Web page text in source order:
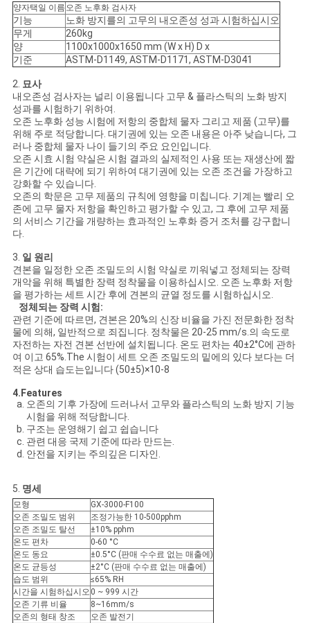
스
인
용
문
을
요
구
하
세
요
사
이
트
PRIVACY
POLICY
양자택일 이름 오존 노후화 검사자
기능
노화 방지를의 고무의 내오존성 성과 시험하십시오
무게
260kg
양
1100x1000x1650 mm (W x H) D x
기준
ASTM-D1149, ASTM-D1171, ASTM-D3041
2. 묘사
내오존성 검사자는 널리 이용됩니다 고무 & 플라스틱의 노화 방지
성과를 시험하기 위하여.
오존 노후화 성능 시험에 저항의 중합체 물자 그리고 제품 (고무)를
위해 주로 적당합니다. 대기권에 있는 오존 내용은 아주 낮습니다, 그
러나 중합체 물자 나이 들기의 주요 요인입니다.
오존 시효 시험 약실은 시험 결과의 실제적인 사용 또는 재생산에 짧
은 기간에 대략에 되기 위하여 대기권에 있는 오존 조건을 가장하고
강화할 수 있습니다.
오존의 학문은 고무 제품의 규칙에 영향을 미칩니다. 기계는 빨리 오
존에 고무 물자 저항을 확인하고 평가할 수 있고, 그 후에 고무 제품
의 서비스 기간을 개량하는 효과적인 노후화 증거 조처를 강구합니
다.
3. 일 원리
견본을 일정한 오존 조밀도의 시험 약실로 끼워넣고 정체되는 장력
개악을 위해 특별한 장력 정착물을 이용하십시오. 오존 노후화 저항
을 평가하는 세트 시간 후에 견본의 균열 정도를 시험하십시오.
정체되는 장력 시험:
관련 기준에 따르면, 견본은 20%의 신장 비율을 가진 전문화한 정착
물에 의해, 일반적으로 죄집니다. 정착물은 20-25 mm/s.의 속도로
자전하는 자전 견본 선반에 설치됩니다. 온도 편차는 40±2°C에 관하
여 이고 65%.The 시험이 세트 오존 조밀도의 밑에의 있다 보다는 더
적은 상대 습도는입니다 (50±5)×10-8
4.Features
오존의 기후 가장에 드러나서 고무와 플라스틱의 노화 방지 기능
시험을 위해 적당합니다.
구조는 운영해기 쉽고 쉽습니다
관련 대응 국제 기준에 따라 만드는.
안전을 지키는 주의깊은 디자인.
5. 명세
모형
GX-3000-F100
오존 조밀도 범위
조정가능한 10-500pphm
오존 조밀도 탈선
±10% pphm
온도 편차
0-60 °C
온도 동요
±0.5°C (판매 수수료 없는 매출에)
온도 균등성
±2°C (판매 수수료 없는 매출에)
습도 범위
≤65% RH
시간을 시험하십시오 0 ~ 999 시간
오존 기류 비율
8~16mm/s
오존의 형태 창조
오존 발전기